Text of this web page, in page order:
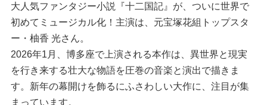
大人気ファンタジー小説『十二国記』が、ついに世界で
初めてミュージカル化！主演は、元宝塚花組トップスタ
ー・柚香 光さん。
2026年1月、博多座で上演される本作は、異世界と現実
を行き来する壮大な物語を圧巻の音楽と演出で描きま
す。新年の幕開けを飾るにふさわしい大作に、注目が集
まっています。